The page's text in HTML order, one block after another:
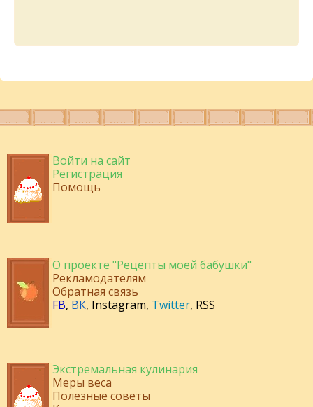
Войти на сайт
Регистрация
Помощь
О проекте "Рецепты моей бабушки"
Рекламодателям
Обратная связь
FB, ВК, Instagram, Twitter, RSS
Экстремальная кулинария
Меры веса
Полезные советы